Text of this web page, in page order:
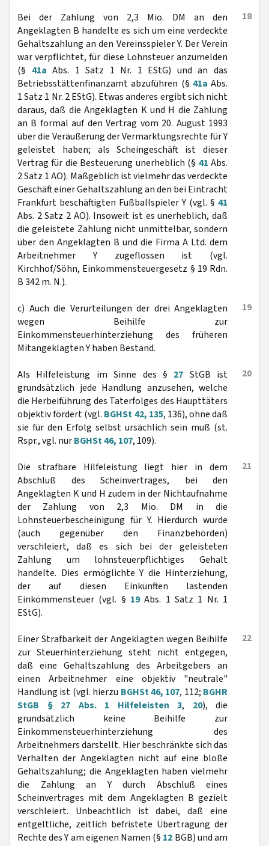
18
Bei der Zahlung von 2,3 Mio. DM an den
Angeklagten B handelte es sich um eine verdeckte
Gehaltszahlung an den Vereinsspieler Y. Der Verein
war verpflichtet, für diese Lohnsteuer anzumelden
(§ 41a Abs. 1 Satz 1 Nr. 1 EStG) und an das
Betriebsstättenfinanzamt abzuführen (§ 41a Abs.
1 Satz 1 Nr. 2 EStG). Etwas anderes ergibt sich nicht
daraus, daß die Angeklagten K und H die Zahlung
an B formal auf den Vertrag vom 20. August 1993
über die Veräußerung der Vermarktungsrechte für Y
geleistet haben; als Scheingeschäft ist dieser
Vertrag für die Besteuerung unerheblich (§ 41 Abs.
2 Satz 1 AO). Maßgeblich ist vielmehr das verdeckte
Geschäft einer Gehaltszahlung an den bei Eintracht
Frankfurt beschäftigten Fußballspieler Y (vgl. § 41
Abs. 2 Satz 2 AO). Insoweit ist es unerheblich, daß
die geleistete Zahlung nicht unmittelbar, sondern
über den Angeklagten B und die Firma A Ltd. dem
Arbeitnehmer Y zugeflossen ist (vgl.
Kirchhof/Söhn, Einkommensteuergesetz § 19 Rdn.
B 342 m. N.).
19
c) Auch die Verurteilungen der drei Angeklagten
wegen Beihilfe zur
Einkommensteuerhinterziehung des früheren
Mitangeklagten Y haben Bestand.
20
Als Hilfeleistung im Sinne des § 27 StGB ist
grundsätzlich jede Handlung anzusehen, welche
die Herbeiführung des Taterfolges des Haupttäters
objektiv fördert (vgl. BGHSt 42, 135, 136), ohne daß
sie für den Erfolg selbst ursächlich sein muß (st.
Rspr., vgl. nurBGHSt 46, 107, 109).
21
Die strafbare Hilfeleistung liegt hier in dem
Abschluß des Scheinvertrages, bei den
Angeklagten K und H zudem in der Nichtaufnahme
der Zahlung von 2,3 Mio. DM in die
Lohnsteuerbescheinigung für Y. Hierdurch wurde
(auch gegenüber den Finanzbehörden)
verschleiert, daß es sich bei der geleisteten
Zahlung um lohnsteuerpflichtiges Gehalt
handelte. Dies ermöglichte Y die Hinterziehung,
der auf diesen Einkünften lastenden
Einkommensteuer (vgl. § 19Abs. 1 Satz 1 Nr. 1
EStG).
22
Einer Strafbarkeit der Angeklagten wegen Beihilfe
zur Steuerhinterziehung steht nicht entgegen,
daß eine Gehaltszahlung des Arbeitgebers an
einen Arbeitnehmer eine objektiv "neutrale"
Handlung ist (vgl. hierzu BGHSt 46, 107, 112; BGHR
StGB § 27 Abs. 1 Hilfeleisten 3, 20), die
grundsätzlich keine Beihilfe zur
Einkommensteuerhinterziehung des
Arbeitnehmers darstellt. Hier beschränkte sich das
Verhalten der Angeklagten nicht auf eine bloße
Gehaltszahlung; die Angeklagten haben vielmehr
die Zahlung an Y durch Abschluß eines
Scheinvertrages mit dem Angeklagten B gezielt
verschleiert. Unbeachtlich ist dabei, daß eine
entgeltliche, zeitlich befristete Übertragung der
Rechte des Y am eigenen Namen (§ 12 BGB) und am